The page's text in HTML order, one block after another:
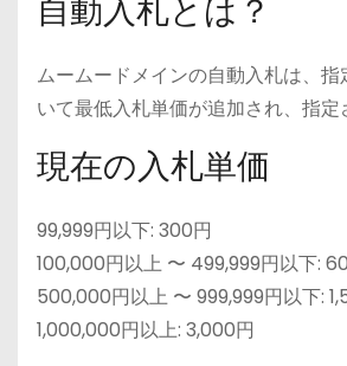
自動入札とは？
ムームードメインの自動入札は、
いて最低入札単価が追加され、指定
現在の入札単価
99,999円以下: 300円
100,000円以上 〜 499,999円以下:
500,000円以上 〜 999,999円以下:
1,000,000円以上: 3,000円